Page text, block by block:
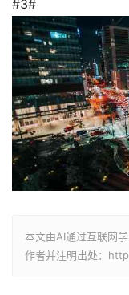
#3#
本文由AI通过互联网
作者并注明出处：